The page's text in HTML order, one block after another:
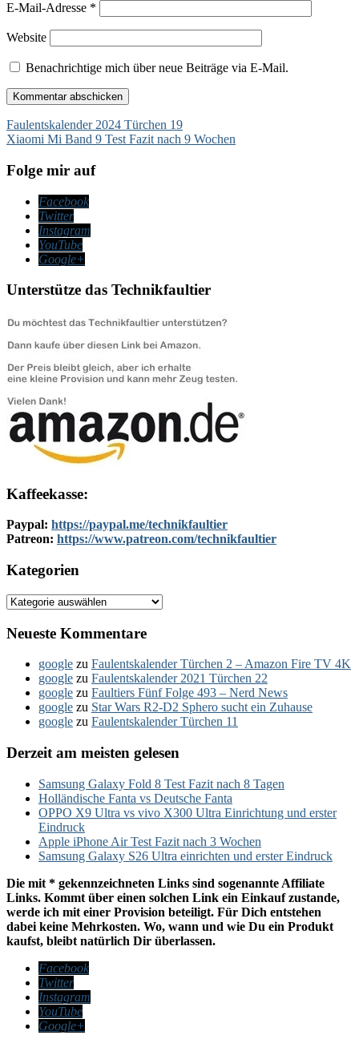
E-Mail-Adresse *
Website
Benachrichtige mich über neue Beiträge via E-Mail.
Beitragsnavigation
Faulentskalender 2024 Türchen 19
Xiaomi Mi Band 9 Test Fazit nach 9 Wochen
Folge mir auf
Facebook
Twitter
Instagram
YouTube
Google+
Unterstütze das Technikfaultier
Kaffeekasse:
Paypal: https://paypal.me/technikfaultier
Patreon: https://www.patreon.com/technikfaultier
Kategorien
Kategorien
Neueste Kommentare
google zu Faulentskalender Türchen 2 – Amazon Fire TV 4K
google zu Faulentskalender 2021 Türchen 22
google zu Faultiers Fünf Folge 493 – Nerd News
google zu Star Wars R2-D2 Sphero sucht ein Zuhause
google zu Faulentskalender Türchen 11
Derzeit am meisten gelesen
Samsung Galaxy Fold 8 Test Fazit nach 8 Tagen
Holländische Fanta vs Deutsche Fanta
OPPO X9 Ultra vs vivo X300 Ultra Einrichtung und erster
Eindruck
Apple iPhone Air Test Fazit nach 3 Wochen
Samsung Galaxy S26 Ultra einrichten und erster Eindruck
Die mit * gekennzeichneten Links sind sogenannte Affiliate
Links. Kommt über einen solchen Link ein Einkauf zustande,
werde ich mit einer Provision beteiligt. Für Dich entstehen
dabei keine Mehrkosten. Wo, wann und wie Du ein Produkt
kaufst, bleibt natürlich Dir überlassen.
Facebook
Twitter
Instagram
YouTube
Google+